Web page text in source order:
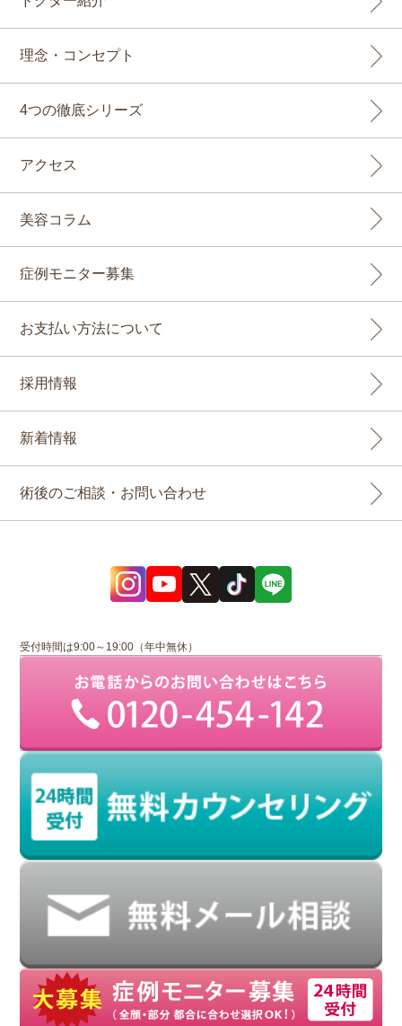
理念・コンセプト
4つの徹底シリーズ
アクセス
美容コラム
症例モニター募集
お支払い方法について
採用情報
新着情報
術後のご相談・お問い合わせ
受付時間は9:00～19:00（年中無休）